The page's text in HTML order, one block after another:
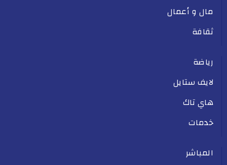
مال و أعمال
ثقافة
رياضة
لايف ستايل
هاي تاك
خدمات
المباشر